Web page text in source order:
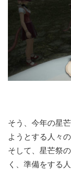
そう、今年の星
ようとする人々
そして、星芒祭
く、準備をする